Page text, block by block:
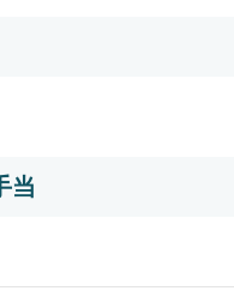
当